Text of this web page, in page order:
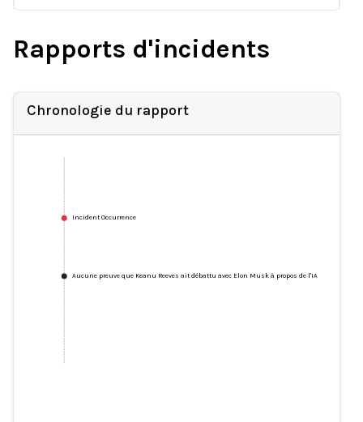
Rapports d'incidents
Chronologie du rapport
Incident Occurrence
Aucune preuve que Keanu Reeves ait débattu avec Elon Musk à propos de l'IA